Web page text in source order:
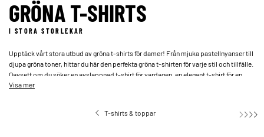
GRÖNA T-SHIRTS
I STORA STORLEKAR
Upptäck vårt stora utbud av gröna t-shirts för damer! Från mjuka pastellnyanser till
djupa gröna toner, hittar du här den perfekta gröna t-shirten för varje stil och tillfälle.
Oavsett om du söker en avslappnad t-shirt för vardagen, en elegant t-shirt för en
festlig kväll, eller en bekväm t-shirt för träningspasset, har vi det du behöver.
Visa mer
T-shirts & toppar